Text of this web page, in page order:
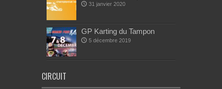
31 janvier 2020
GP Karting du Tampon
5 décembre 2019
CIRCUIT